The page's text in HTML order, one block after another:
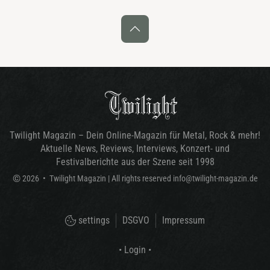
Twilight Magazin – Dein Online-Magazin für Metal, Rock & mehr!
Aktuelle News, Reviews, Interviews, Konzert- und
Festivalberichte aus der Szene seit 1998
© 2026 • Twilight Magazin | All rights reserved info@twilight-magazin.de
settings DSGVO Impressum
• Login •